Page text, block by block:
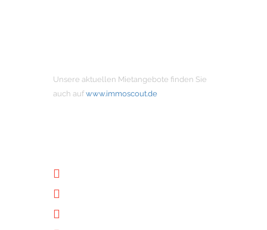
Unsere aktuellen Mietangebote finden Sie
auch auf www.immoscout.de